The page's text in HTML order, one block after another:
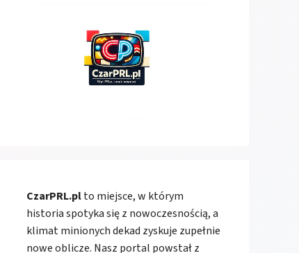
CzarPRL.plto miejsce, w którym
historia spotyka się z nowoczesnością, a
klimat minionych dekad zyskuje zupełnie
nowe oblicze. Nasz portal powstał z